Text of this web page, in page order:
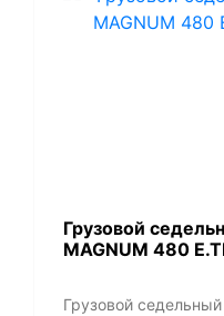
​Грузовой
MAGNUM 480
​Грузовой седельный